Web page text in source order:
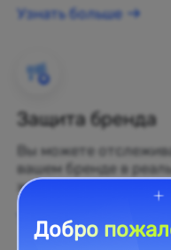
Узнать больше
Защита бренда
Вы можете
вашем бренде в
жилых прокси.
Узнать больше
Добро